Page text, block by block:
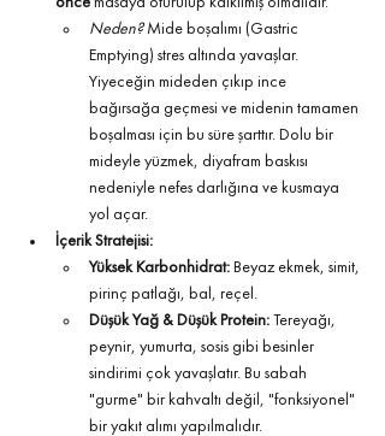
Neden? Mide boşalımı (Gastric
Emptying) stres altında yavaşlar.
Yiyeceğin mideden çıkıp ince
bağırsağa geçmesi ve midenin tamamen
boşalması için bu süre şarttır. Dolu bir
mideyle yüzmek, diyafram baskısı
nedeniyle nefes darlığına ve kusmaya
yol açar.
İçerik Stratejisi:
Yüksek Karbonhidrat: Beyaz ekmek, simit,
pirinç patlağı, bal, reçel.
Düşük Yağ & Düşük Protein: Tereyağı,
peynir, yumurta, sosis gibi besinler
sindirimi çok yavaşlatır. Bu sabah
"gurme" bir kahvaltı değil, "fonksiyonel"
bir yakıt alımı yapılmalıdır.